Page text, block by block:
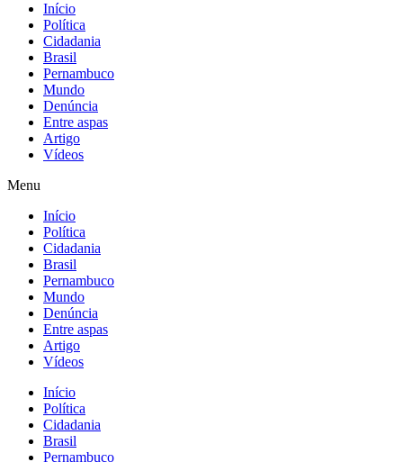
Início
Política
Cidadania
Brasil
Pernambuco
Mundo
Denúncia
Entre aspas
Artigo
Vídeos
Menu
Início
Política
Cidadania
Brasil
Pernambuco
Mundo
Denúncia
Entre aspas
Artigo
Vídeos
Início
Política
Cidadania
Brasil
Pernambuco